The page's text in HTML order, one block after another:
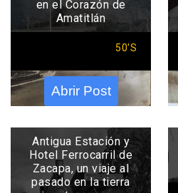
en el Corazón de
Amatitlán
50'S
Abrir Post
Antigua Estación y
Hotel Ferrocarril de
Zacapa, un viaje al
pasado en la tierra